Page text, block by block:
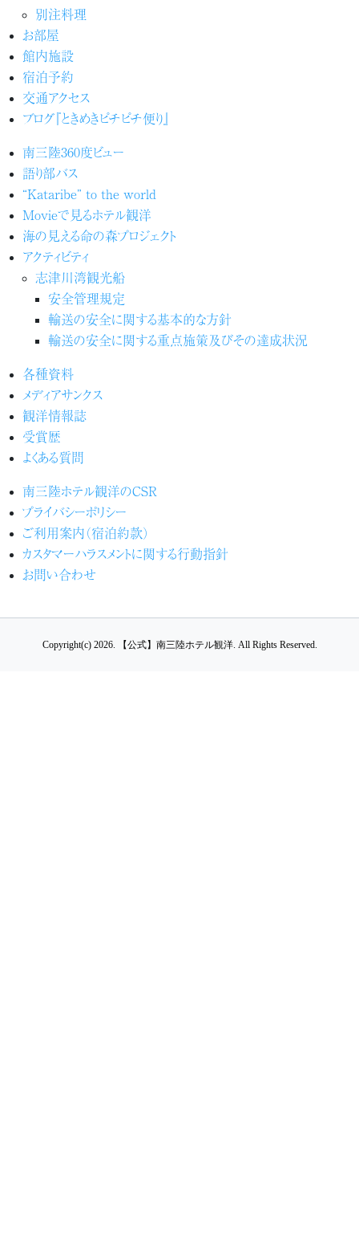
別注料理
お部屋
館内施設
宿泊予約
交通アクセス
ブログ『ときめきピチピチ便り』
南三陸360度ビュー
語り部バス
“Kataribe” to the world
Movieで見るホテル観洋
海の見える命の森プロジェクト
アクティビティ
志津川湾観光船
安全管理規定
輸送の安全に関する基本的な方針
輸送の安全に関する重点施策及びその達成状況
各種資料
メディアサンクス
観洋情報誌
受賞歴
よくある質問
南三陸ホテル観洋のCSR
プライバシーポリシー
ご利用案内（宿泊約款）
カスタマーハラスメントに関する行動指針
お問い合わせ
Copyright(c) 2026. 【公式】南三陸ホテル観洋. All Rights Reserved.